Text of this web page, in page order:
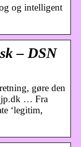
og intelligent
– DSN
gøre den
jp.dk … Fra
‘legitim,